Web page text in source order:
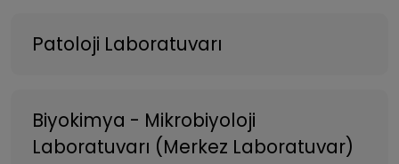
Patoloji Laboratuvarı
Biyokimya - Mikrobiyoloji
Laboratuvarı (Merkez Laboratuvar)